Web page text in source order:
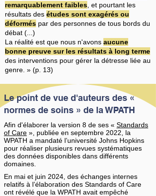
remarquablement faibles , et pourtant les
résultats des études sont exagérés ou
déformés par des personnes de tous bords du
débat (...)
La réalité est que nous n'avons aucune
bonne preuve sur les résultats à long terme
des interventions pour gérer la détresse liée au
genre. » (p. 13)
Le point de vue d'auteurs des «
normes de soins » de la WPATH
Afin d'élaborer la version 8 de ses « Standards
of Care », publiée en septembre 2022, la
WPATH a mandaté l’université Johns Hopkins
pour réaliser plusieurs revues systématiques
des données disponibles dans différents
domaines.
En mai et juin 2024, des échanges internes
relatifs à l’élaboration des Standards of Care
ont révélé que la WPATH avait empêché